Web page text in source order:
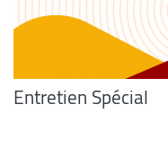
Entretien Spécial